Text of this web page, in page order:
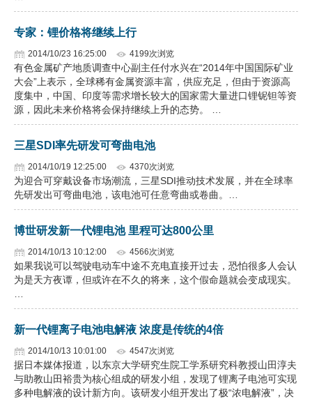
专家：锂价格将继续上行
2014/10/23 16:25:00 4199次浏览
有色金属矿产地质调查中心副主任付水兴在“2014年中国国际矿业
大会”上表示，全球稀有金属资源丰富，供应充足，但由于资源高
度集中，中国、印度等需求增长较大的国家需大量进口锂铌钽等资
源，因此未来价格将会保持继续上升的态势。 …
三星SDI率先研发可弯曲电池
2014/10/19 12:25:00 4370次浏览
为迎合可穿戴设备市场潮流，三星SDI推动技术发展，并在全球率
先研发出可弯曲电池，该电池可任意弯曲或卷曲。…
博世研发新一代锂电池 里程可达800公里
2014/10/13 10:12:00 4566次浏览
如果我说可以驾驶电动车中途不充电直接开过去，恐怕很多人会认
为是天方夜谭，但或许在不久的将来，这个假命题就会变成现实。
新一代锂离子电池电解液 浓度是传统的4倍
2014/10/13 10:01:00 4547次浏览
据日本媒体报道，以东京大学研究生院工学系研究科教授山田淳夫
与助教山田裕贵为核心组成的研发小组，发现了锂离子电池可实现
多种电解液的设计新方向。该研发小组开发出了极“浓电解液”，决